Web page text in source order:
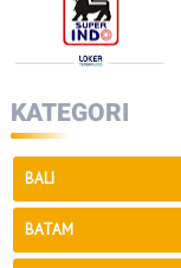
KATEGORI
BALI
BATAM